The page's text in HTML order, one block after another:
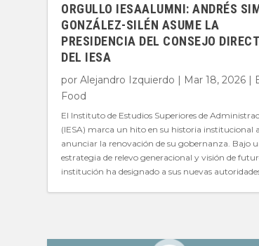
ORGULLO IESAALUMNI: ANDRÉS
GONZÁLEZ-SILÉN ASUME LA
PRESIDENCIA DEL CONSEJO
DEL IESA
porAlejandro Izquierdo | Mar 18, 2026 |
Food
El Instituto de Estudios Superiores de
(IESA) marca un hito en su historia institucional
anunciar la renovación de su gobernanza. Bajo
estrategia de relevo generacional y visión de
institución ha designado a sus nuevas